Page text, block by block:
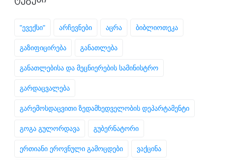
"ევექსი" არჩევნები აცრა ბიბლიოთეკა
გაზიფიცირება განათლება
განათლებისა და მეცნიერების სამინისტრო
გარდაცვალება
გარემოსდაცვითი ზედამხედველობის დეპარტამენტი
გოგა გულორდავა გუბერნატორი
ერთიანი ეროვნული გამოცდები ვაქცინა